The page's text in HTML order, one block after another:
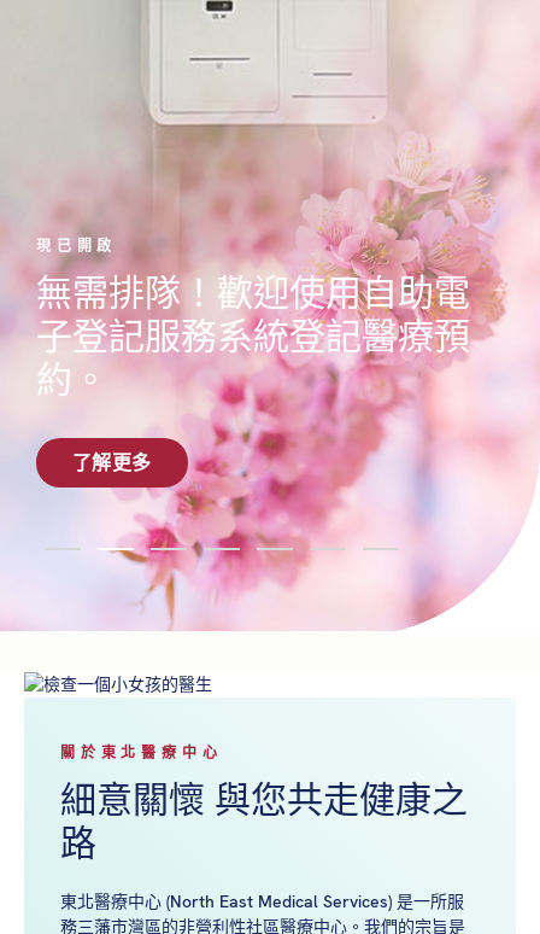
現已開啟
無需排隊！歡迎使用自助電
子登記服務系統登記醫療預
約。
了解更多
關於東北醫療中心
細意關懷 與您共走健康之
路
東北醫療中心 (North East Medical Services) 是一所服
務三藩市灣區的非營利性社區醫療中心。我們的宗旨是